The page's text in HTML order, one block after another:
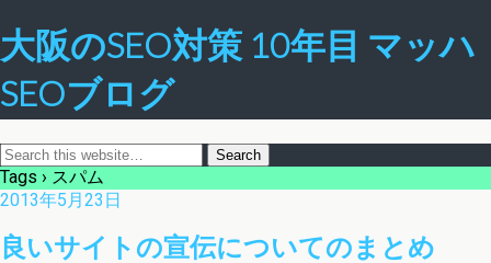
大阪のSEO対策 10年目 マッハ
SEOブログ
Tags › スパム
2013年5月23日
良いサイトの宣伝についてのまとめ